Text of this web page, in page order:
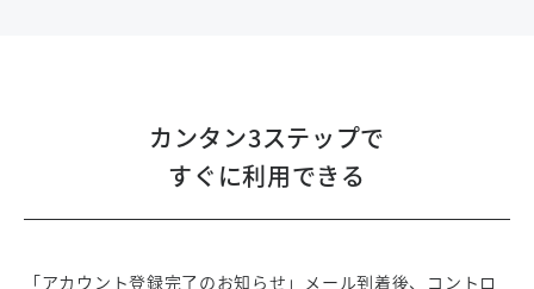
カンタン3ステップで
すぐに利用できる
「アカウント登録完了のお知らせ」メール到着後、コントロ